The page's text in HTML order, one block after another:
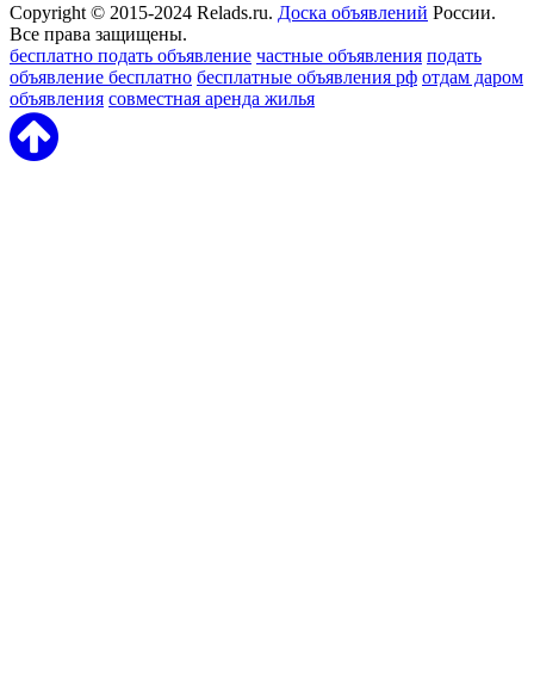
Copyright © 2015-2024 Relads.ru. Доска объявлений России.
Все права защищены.
бесплатно подать объявление частные объявления подать
объявление бесплатно бесплатные объявления рф отдам даром
объявления совместная аренда жилья